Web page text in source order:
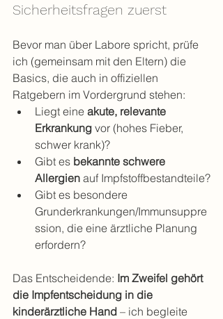
Sicherheitsfragen zuerst
Bevor man über Labore spricht, prüfe
ich (gemeinsam mit den Eltern) die
Basics, die auch in offiziellen
Ratgebern im Vordergrund stehen:
Liegt eine akute, relevante
Erkrankung vor (hohes Fieber,
schwer krank)?
Gibt es bekannte schwere
Allergien auf Impfstoffbestandteile?
Gibt es besondere
Grunderkrankungen/Immunsuppre
ssion, die eine ärztliche Planung
erfordern?
Das Entscheidende: Im Zweifel gehört
die Impfentscheidung in die
kinderärztliche Hand – ich begleite